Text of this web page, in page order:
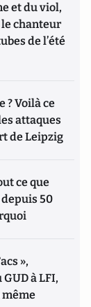
et du viol,
le chanteur
de l’été
? Voilà ce
attaques
de Leipzig
ce que
50
»,
à LFI,
même